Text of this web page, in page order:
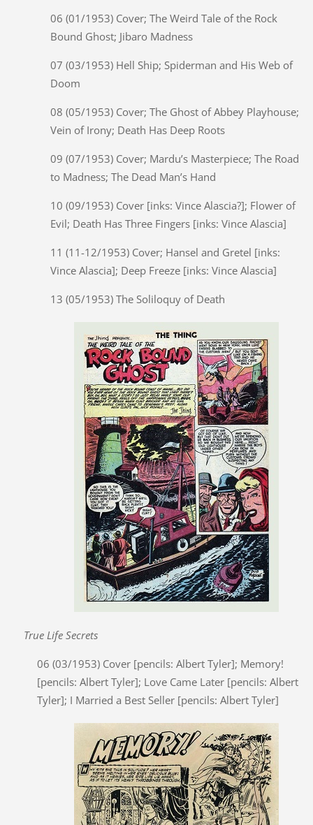
06 (01/1953) Cover; The Weird Tale of the Rock
Bound Ghost; Jibaro Madness
07 (03/1953) Hell Ship; Spiderman and His Web of
Doom
08 (05/1953) Cover; The Ghost of Abbey Playhouse;
Vein of Irony; Death Has Deep Roots
09 (07/1953) Cover; Mardu’s Masterpiece; The Road
to Madness; The Dead Man’s Hand
10 (09/1953) Cover [inks: Vince Alascia?]; Flower of
Evil; Death Has Three Fingers [inks: Vince Alascia]
11 (11-12/1953) Cover; Hansel and Gretel [inks:
Vince Alascia]; Deep Freeze [inks: Vince Alascia]
13 (05/1953) The Soliloquy of Death
True Life Secrets
06 (03/1953) Cover [pencils: Albert Tyler]; Memory!
[pencils: Albert Tyler]; Love Came Later [pencils: Albert
Tyler]; I Married a Best Seller [pencils: Albert Tyler]